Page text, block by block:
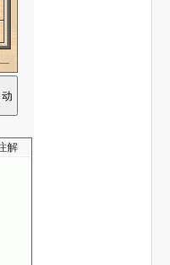
解